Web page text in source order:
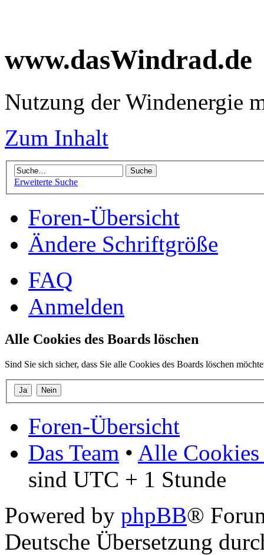
www.dasWindrad.de
Nutzung der Windenergie
Zum Inhalt
Erweiterte Suche
Foren-Übersicht
Ändere Schriftgröße
FAQ
Anmelden
Alle Cookies des Boards löschen
Sind Sie sich sicher, dass Sie alle Cookies des Boards löschen
Foren-Übersicht
Das Team • Alle Cookies
sind UTC + 1 Stunde
Powered by phpBB®
Deutsche Übersetzung